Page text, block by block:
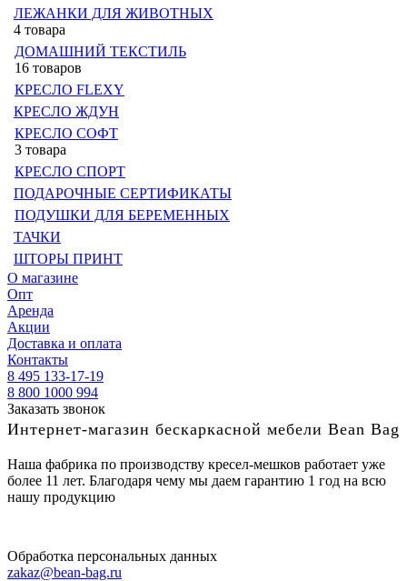
ЛЕЖАНКИ ДЛЯ ЖИВОТНЫХ
4 товара
ДОМАШНИЙ ТЕКСТИЛЬ
16 товаров
КРЕСЛО FLEXY
КРЕСЛО ЖДУН
КРЕСЛО СОФТ
3 товара
КРЕСЛО СПОРТ
ПОДАРОЧНЫЕ СЕРТИФИКАТЫ
ПОДУШКИ ДЛЯ БЕРЕМЕННЫХ
ТАЧКИ
ШТОРЫ ПРИНТ
О магазине
Опт
Аренда
Акции
Доставка и оплата
Контакты
8 495 133-17-19
8 800 1000 994
Заказать звонок
Интернет-магазин бескаркасной мебели Bean Bag
Наша фабрика по производству кресел-мешков работает уже
более 11 лет. Благодаря чему мы даем гарантию 1 год на всю
нашу продукцию
Обработка персональных данных
zakaz@bean-bag.ru